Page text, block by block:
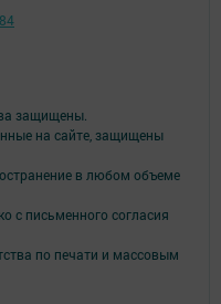
защищены.
на сайте, защищены
в любом объеме
с письменного согласия
по печати и массовым